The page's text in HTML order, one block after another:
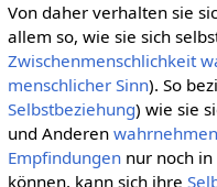
Von daher verhalten sie
allem so, wie sie sich
Zwischenmenschlichkeit
menschlicher Sinn). So
Selbstbeziehung) wie sie
und Anderen wahrnehmen
Empfindungennur noch in
können, kann sich ihre